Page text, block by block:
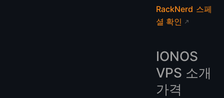
RackNerd 스페
셜 확인
IONOS
VPS 소개
가격